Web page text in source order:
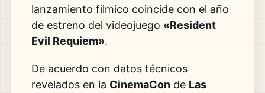
lanzamiento fílmico coincide con el año
de estreno del videojuego «Resident
Evil Requiem».
De acuerdo con datos técnicos
revelados en la CinemaConde Las